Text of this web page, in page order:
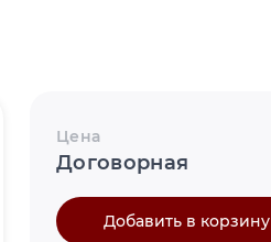
Цена
Договорная
Добавить в корзину